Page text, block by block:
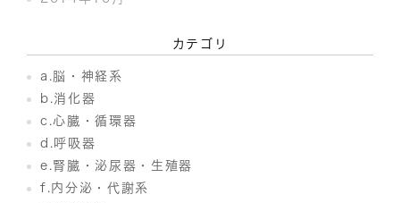
カテゴリ
a.脳・神経系
b.消化器
c.心臓・循環器
d.呼吸器
e.腎臓・泌尿器・生殖器
f.内分泌・代謝系